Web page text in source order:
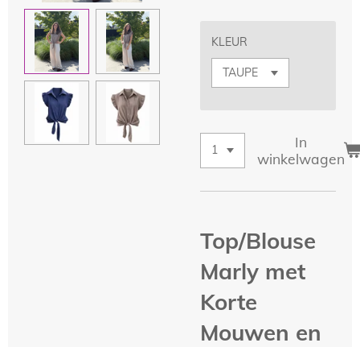
KLEUR
In
winkelwagen
Top/Blouse
Marly met
Korte
Mouwen en